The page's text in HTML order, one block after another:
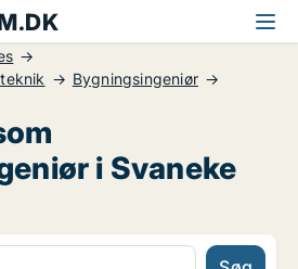
Bygningsingeniør
i Svaneke